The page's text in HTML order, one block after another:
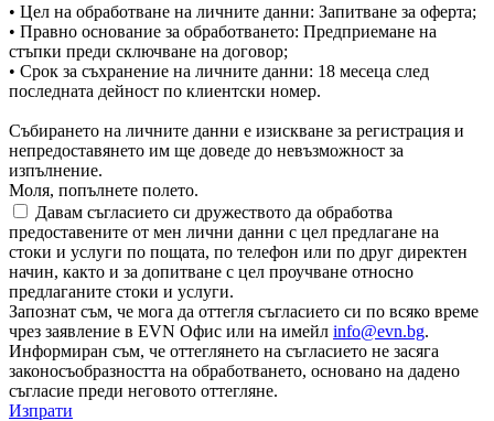
• Цел на обработване на личните данни: Запитване за оферта;
• Правно основание за обработването: Предприемане на
стъпки преди сключване на договор;
• Срок за съхранение на личните данни: 18 месеца след
последната дейност по клиентски номер.
Събирането на личните данни е изискване за регистрация и
непредоставянето им ще доведе до невъзможност за
изпълнение.
Моля, попълнете полето.
Давам съгласието си дружеството да обработва
предоставените от мен лични данни с цел предлагане на
стоки и услуги по пощата, по телефон или по друг директен
начин, както и за допитване с цел проучване относно
предлаганите стоки и услуги.
Запознат съм, че мога да оттегля съгласието си по всяко време
чрез заявление в EVN Офис или на имейл info@evn.bg.
Информиран съм, че оттеглянето на съгласието не засяга
законосъобразността на обработването, основано на дадено
съгласие преди неговото оттегляне.
Изпрати